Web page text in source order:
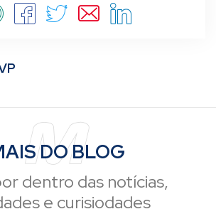
DO BLOG
dentro das notícias,
e curisiodades